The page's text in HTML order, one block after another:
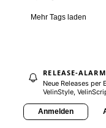
Mehr Tags laden
RELEASE-ALARM
Neue Releases
VelinStyle,
Anmelden